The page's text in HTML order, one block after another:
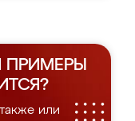
ПРИМЕРЫ
или